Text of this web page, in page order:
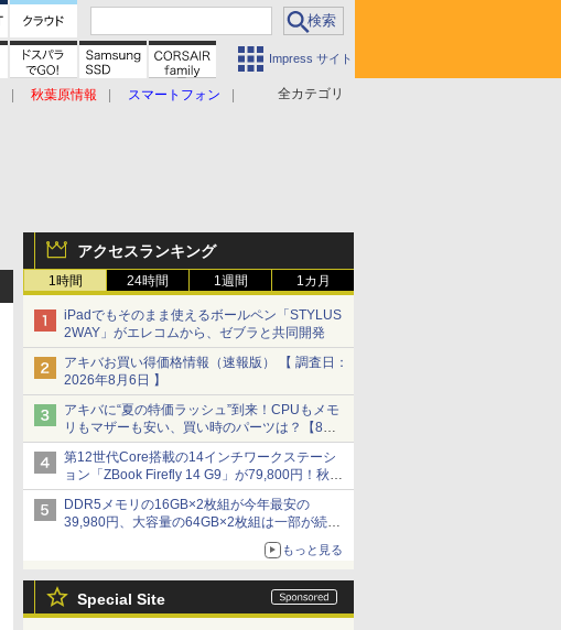
Impress サイト
全カテゴリ
秋葉原情報
スマートフォン
アクセスランキング
1時間 24時間 1週間 1カ月
iPadでもそのまま使えるボールペン「STYLUS
2WAY」がエレコムから、ゼブラと共同開発
アキバお買い得価格情報（速報版） 【 調査日：
2026年8月6日 】
アキバに“夏の特価ラッシュ”到来！CPUもメモ
リもマザーも安い、買い時のパーツは？【8月7
日(金)22時配信】
第12世代Core搭載の14インチワークステーシ
ョン「ZBook Firefly 14 G9」が79,800円！秋葉
原で中古PCセール
DDR5メモリの16GB×2枚組が今年最安の
39,980円、大容量の64GB×2枚組は一部が続騰
もっと見る
Special Site